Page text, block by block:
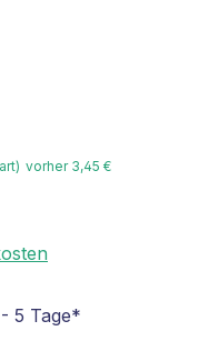
vorher 3,45 €
5 Tage*